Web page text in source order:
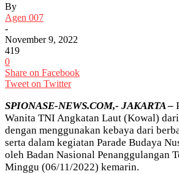
By
Agen 007
-
November 9, 2022
419
0
Share on Facebook
Tweet on Twitter
SPIONASE-NEWS.COM,- JAKARTA –
Wanita TNI Angkatan Laut (Kowal)
dengan menggunakan kebaya dari
serta dalam kegiatan Parade Budaya
oleh Badan Nasional Penanggulangan
Minggu (06/11/2022) kemarin.